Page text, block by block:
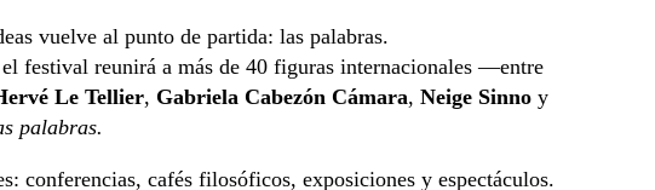
vuelve al punto de partida: las palabras.
festival reunirá a más de 40 figuras internacionales —entre
Le Tellier, Gabriela Cabezón Cámara, Neige Sinno y
palabras.
conferencias, cafés filosóficos, exposiciones y espectáculos.